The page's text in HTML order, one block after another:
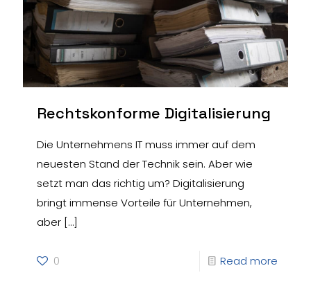
Rechtskonforme Digitalisierung
Die Unternehmens IT muss immer auf dem
neuesten Stand der Technik sein. Aber wie
setzt man das richtig um? Digitalisierung
bringt immense Vorteile für Unternehmen,
aber […]
0 Read more